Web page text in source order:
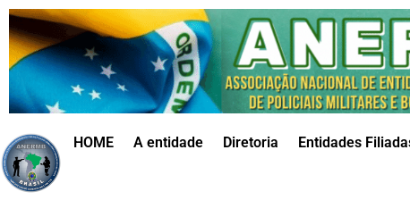
HOME A entidade Diretoria Entidades